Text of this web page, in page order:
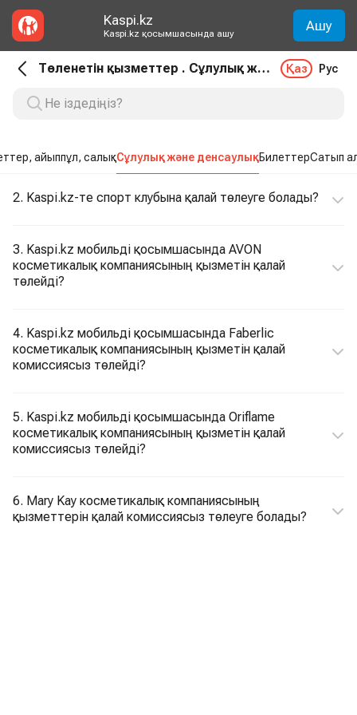
Kaspi.kz
Kaspi.kz қосымшасында ашу Ашу
Төленетін қызметтер . Сұлулық және денсаулық Қаз Рус
айыппұл, салықСұлулық және денсаулықБилеттерСатып
2. Kaspi.kz-те спорт клубына қалай төлеуге болады?
3. Kaspi.kz мобильді қосымшасында AVON
косметикалық компаниясының қызметін қалай
төлейді?
4. Kaspi.kz мобильді қосымшасында Faberlic
косметикалық компаниясының қызметін қалай
комиссиясыз төлейді?
5. Kaspi.kz мобильді қосымшасында Oriflame
косметикалық компаниясының қызметін қалай
комиссиясыз төлейді?
6. Mary Kay косметикалық компаниясының
қызметтерін қалай комиссиясыз төлеуге болады?